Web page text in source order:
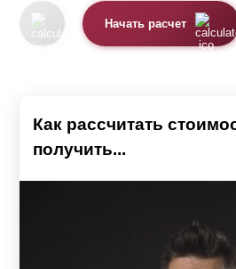
Начать расчет
Как рассчитать
получить...